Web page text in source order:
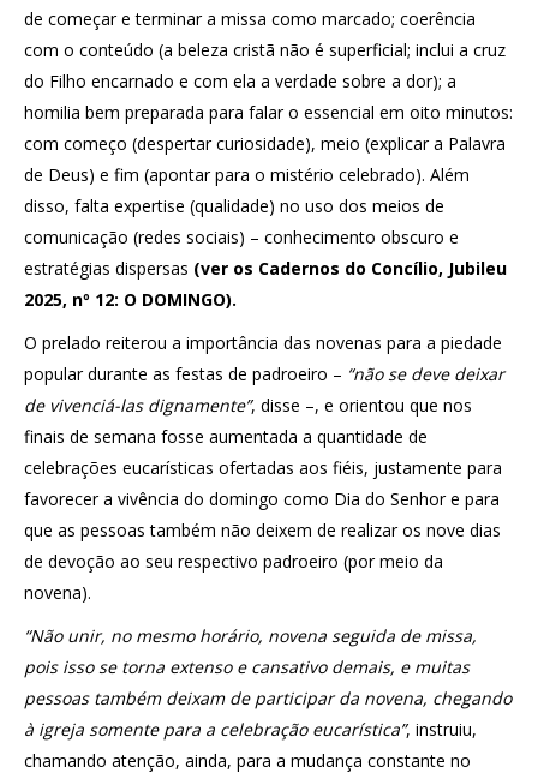
de começar e terminar a missa como marcado; coerência
com o conteúdo (a beleza cristã não é superficial; inclui a cruz
do Filho encarnado e com ela a verdade sobre a dor); a
homilia bem preparada para falar o essencial em oito minutos:
com começo (despertar curiosidade), meio (explicar a Palavra
de Deus) e fim (apontar para o mistério celebrado). Além
disso, falta expertise (qualidade) no uso dos meios de
comunicação (redes sociais) – conhecimento obscuro e
estratégias dispersas (ver os Cadernos do Concílio, Jubileu
2025, nº 12: O DOMINGO).
O prelado reiterou a importância das novenas para a piedade
popular durante as festas de padroeiro – “não se deve deixar
de vivenciá-las dignamente”, disse –, e orientou que nos
finais de semana fosse aumentada a quantidade de
celebrações eucarísticas ofertadas aos fiéis, justamente para
favorecer a vivência do domingo como Dia do Senhor e para
que as pessoas também não deixem de realizar os nove dias
de devoção ao seu respectivo padroeiro (por meio da
novena).
“Não unir, no mesmo horário, novena seguida de missa,
pois isso se torna extenso e cansativo demais, e muitas
pessoas também deixam de participar da novena, chegando
à igreja somente para a celebração eucarística”, instruiu,
chamando atenção, ainda, para a mudança constante no